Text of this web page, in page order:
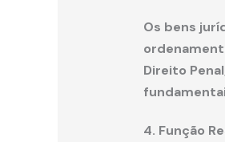
Os bens
Direito
4. Função